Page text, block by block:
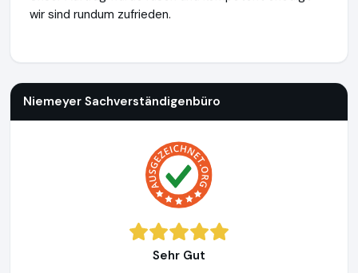
wir sind rundum zufrieden.
Niemeyer Sachverständigenbüro
Sehr Gut